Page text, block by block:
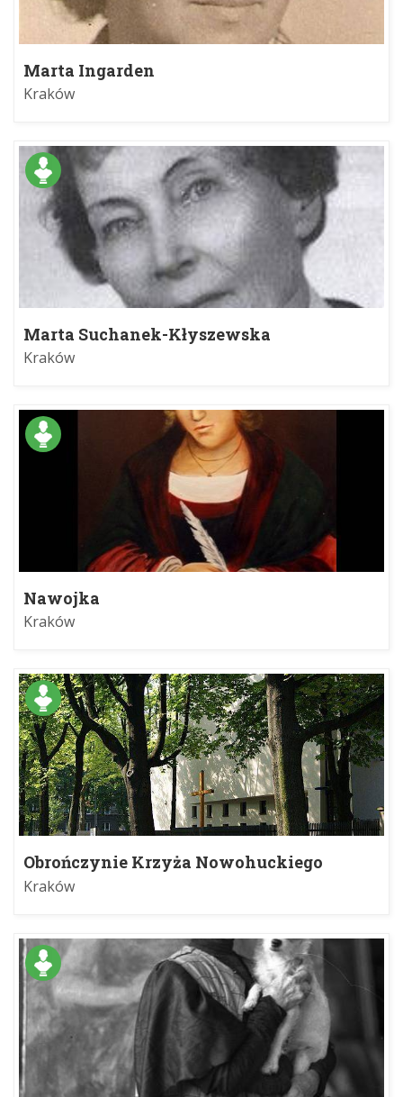
Marta Ingarden
Kraków
Marta Suchanek-Kłyszewska
Kraków
Nawojka
Kraków
Obrończynie Krzyża Nowohuckiego
Kraków